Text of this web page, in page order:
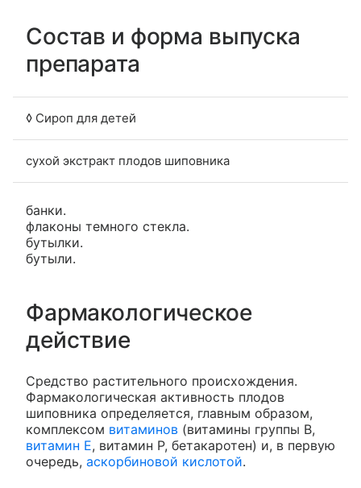
Состав и форма выпуска
препарата
◊ Сироп для детей
сухой экстракт плодов шиповника
банки.
флаконы темного стекла.
бутылки.
бутыли.
Фармакологическое
действие
Средство растительного происхождения.
Фармакологическая активность плодов
шиповника определяется, главным образом,
комплексом витаминов (витамины группы B,
витамин E, витамин P, бетакаротен) и, в первую
очередь, аскорбиновой кислотой.